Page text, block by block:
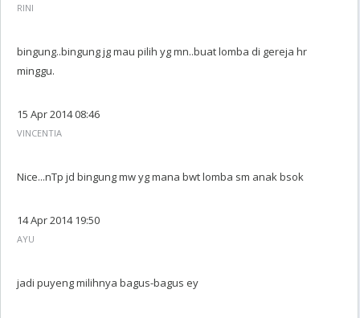
RINI
bingung..bingung jg mau pilih yg mn..buat lomba di gereja hr
minggu.
15 Apr 2014 08:46
VINCENTIA
Nice...nTp jd bingung mw yg mana bwt lomba sm anak bsok
14 Apr 2014 19:50
AYU
jadi puyeng milihnya bagus-bagus ey